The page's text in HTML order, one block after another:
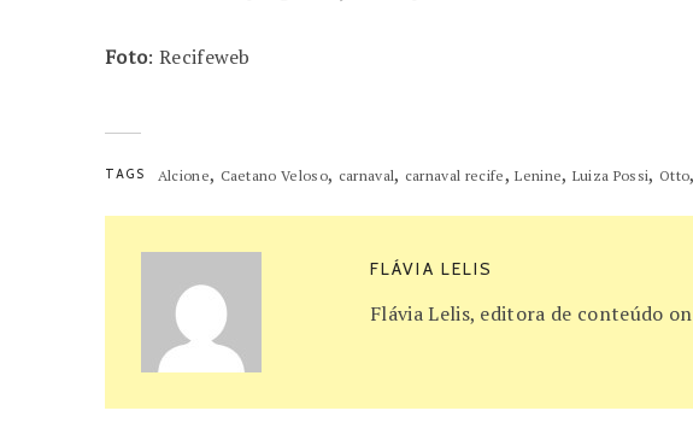
Foto: Recifeweb
TAGS Alcione, Caetano Veloso, carnaval, carnaval recife,Lenine, Luiza Possi, Otto,
FLÁVIA LELIS
Flávia Lelis, editora de conteúdo